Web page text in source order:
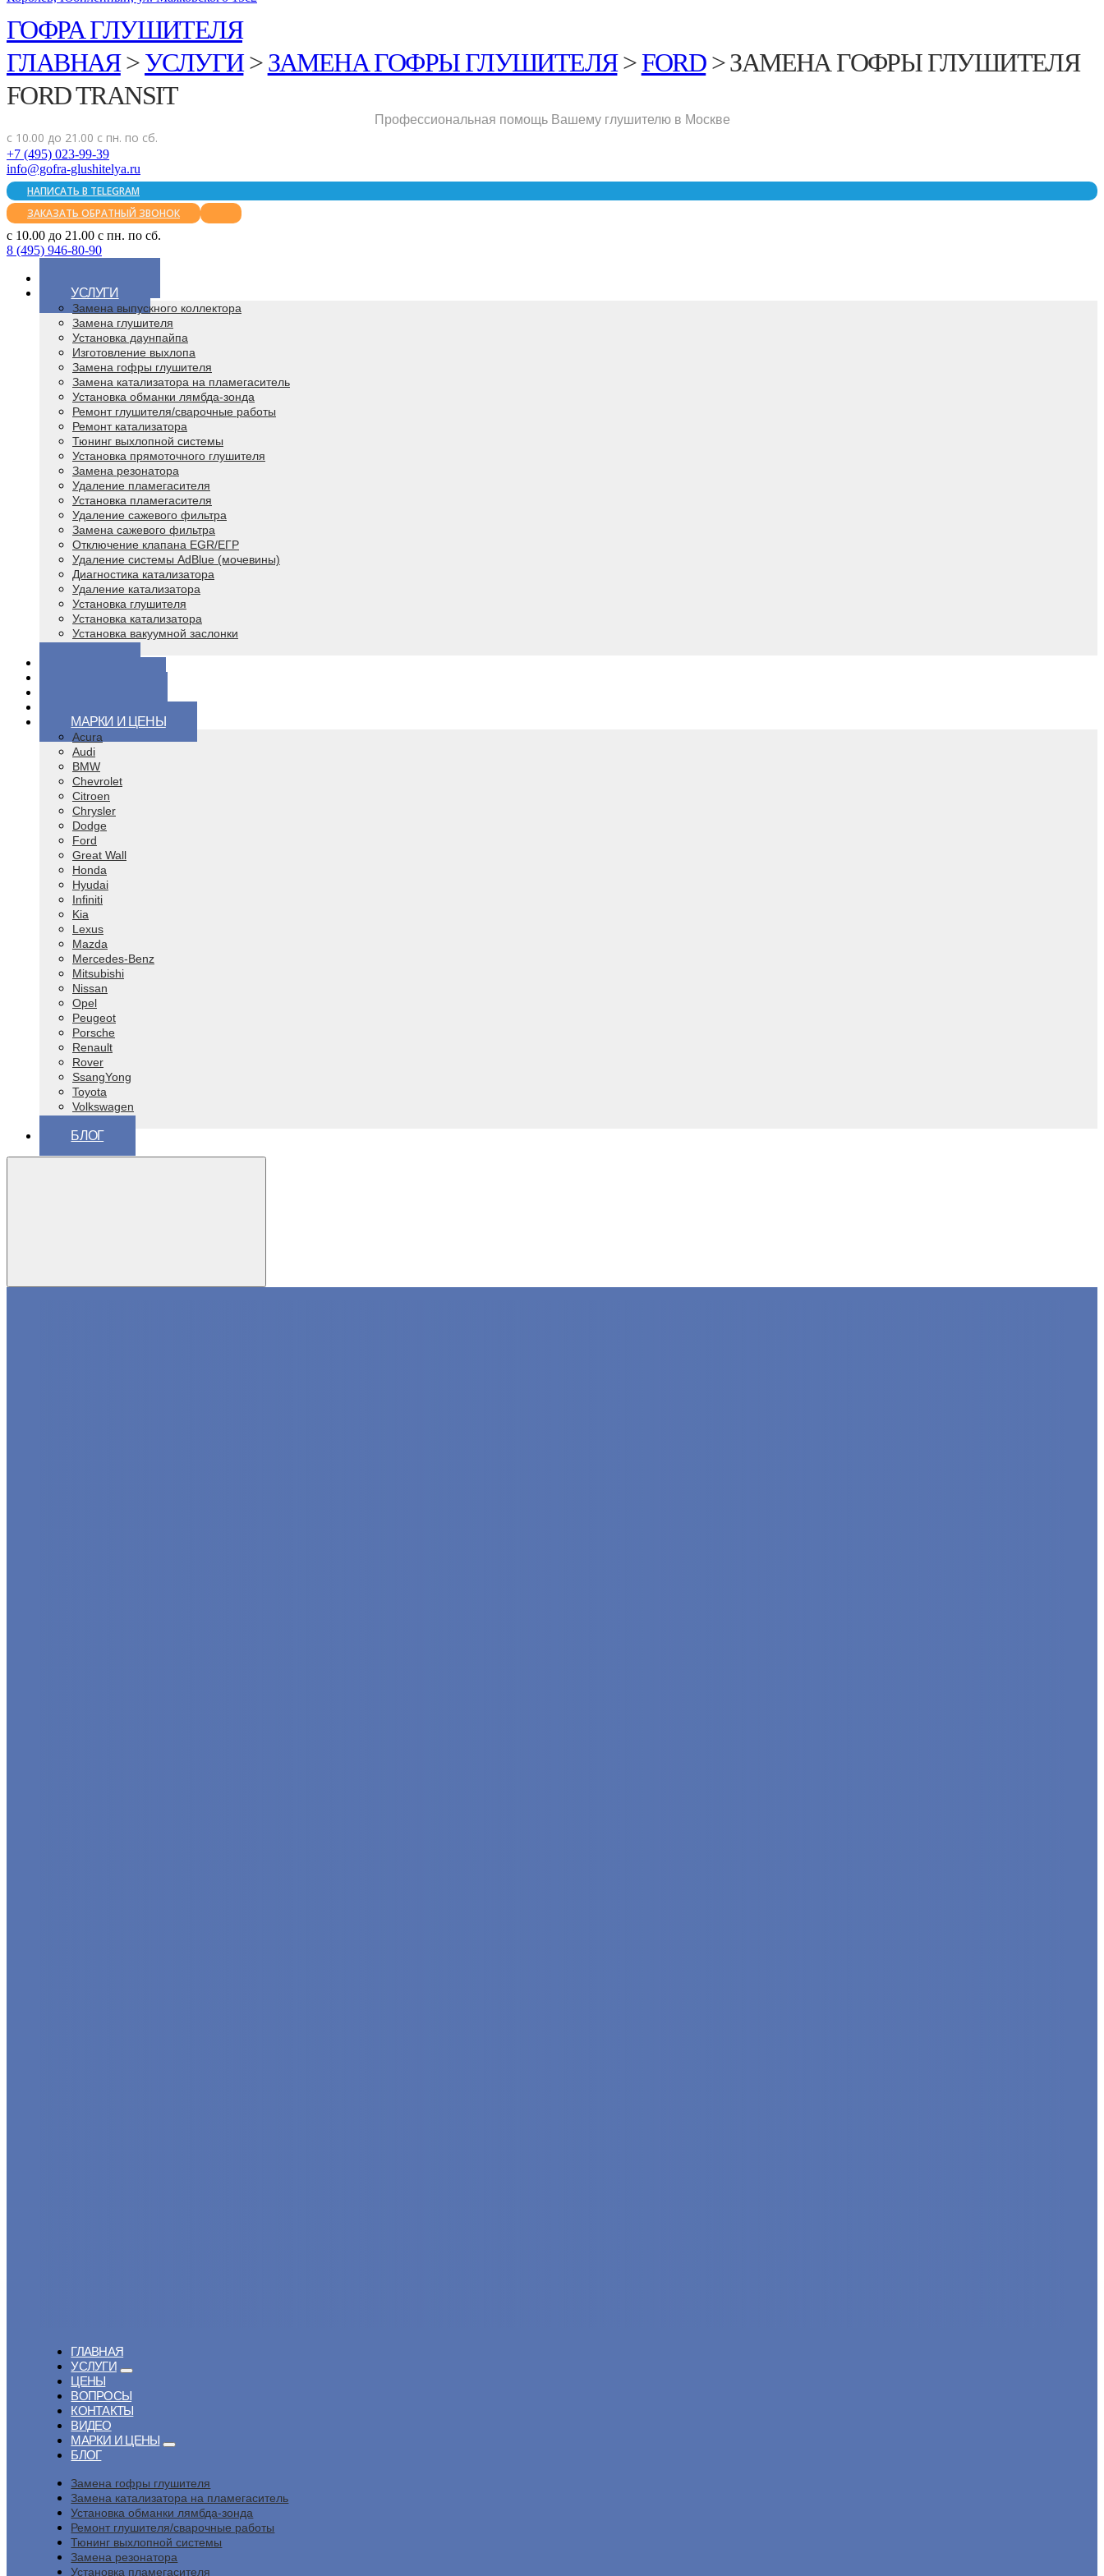
ГОФРА ГЛУШИТЕЛЯ
ГЛАВНАЯ>УСЛУГИ>ЗАМЕНА ГОФРЫ ГЛУШИТЕЛЯ>FORD>ЗАМЕНА ГОФРЫ ГЛУШИТЕЛЯ
FORD TRANSIT
Профессиональная помощь Вашему глушителю в Москве
с 10.00 до 21.00 с пн. по сб.
+7 (495) 023-99-39
info@gofra-glushitelya.ru
НАПИСАТЬ В TELEGRAM
ЗАКАЗАТЬ ОБРАТНЫЙ ЗВОНОК
с 10.00 до 21.00 с пн. по сб.
8 (495) 946-80-90
УСЛУГИ
Замена выпускного коллектора
Замена глушителя
Установка даунпайпа
Изготовление выхлопа
Замена гофры глушителя
Замена катализатора на пламегаситель
Установка обманки лямбда-зонда
Ремонт глушителя/сварочные работы
Ремонт катализатора
Тюнинг выхлопной системы
Установка прямоточного глушителя
Замена резонатора
Удаление пламегасителя
Установка пламегасителя
Удаление сажевого фильтра
Замена сажевого фильтра
Отключение клапана EGR/ЕГР
Удаление системы AdBlue (мочевины)
Диагностика катализатора
Удаление катализатора
Установка глушителя
Установка катализатора
Установка вакуумной заслонки
МАРКИ И ЦЕНЫ
Acura
Audi
BMW
Chevrolet
Citroen
Chrysler
Dodge
Ford
Great Wall
Honda
Hyudai
Infiniti
Kia
Lexus
Mazda
Mercedes-Benz
Mitsubishi
Nissan
Opel
Peugeot
Porsche
Renault
Rover
SsangYong
Toyota
Volkswagen
БЛОГ
ГЛАВНАЯ
УСЛУГИ
ЦЕНЫ
ВОПРОСЫ
КОНТАКТЫ
ВИДЕО
МАРКИ И ЦЕНЫ
БЛОГ
Замена гофры глушителя
Замена катализатора на пламегаситель
Установка обманки лямбда-зонда
Ремонт глушителя/сварочные работы
Тюнинг выхлопной системы
Замена резонатора
Установка пламегасителя